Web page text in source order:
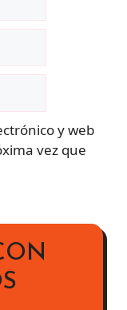
y web
vez que